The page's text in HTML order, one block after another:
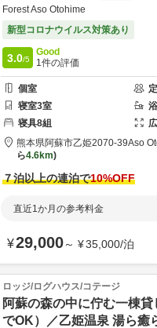
Forest Aso Otohime
新型コロナウイルス対策あり
3.0/5
Good
1件の評価
個室
寝室3室
寝具8組
熊本県阿蘇市乙姫2070-39Aso
ら4.6km
７泊以上の連泊で10%OFF
直近1か月の参考料金
¥29,000～ ¥35,000/泊
ロッジ/ログハウス/コテージ
阿蘇の森の中に佇む一棟貸
でOK）／乙姫温泉 湯ら癒